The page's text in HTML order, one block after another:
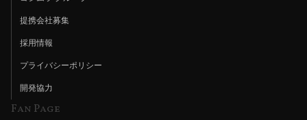
提携会社募集
採用情報
プライバシーポリシー
開発協力
Fan Page